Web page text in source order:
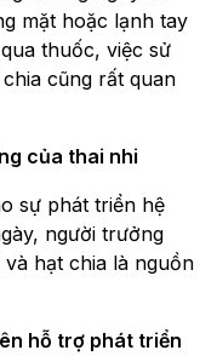
mặt hoặc lạnh tay
thuốc, việc sử
cũng rất quan
của thai nhi
sự phát triển hệ
người trưởng
hạt chia là nguồn
hỗ trợ phát triển